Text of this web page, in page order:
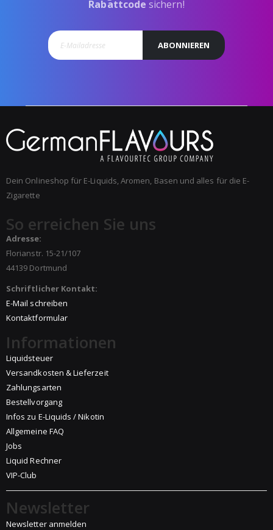
Rabattcode sichern!
ABONNIEREN
Dein Onlineshop für E-Liquids, Aromen, Basen und alles für die E-
Zigarette
So erreichen Sie uns
Adresse:
Florianstr. 15-21/107
44139 Dortmund
Schriftlicher Kontakt:
E-Mail schreiben
Kontaktformular
Informationen
Liquidsteuer
Versandkosten & Lieferzeit
Zahlungsarten
Bestellvorgang
Infos zu E-Liquids / Nikotin
Allgemeine FAQ
Jobs
Liquid Rechner
VIP-Club
Newsletter
Newsletter anmelden